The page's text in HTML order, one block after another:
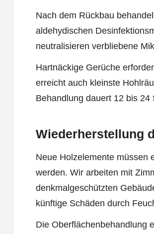
Nach dem Rückbau
aldehydischen
neutralisieren verbliebene
Hartnäckige Gerüche
erreicht auch kleinste
Behandlung dauert 12 bis
Wiederherstellung
Neue Holzelemente müssen
werden. Wir arbeiten mit
denkmalgeschützten
künftige Schäden durch
Die Oberflächenbehandlung